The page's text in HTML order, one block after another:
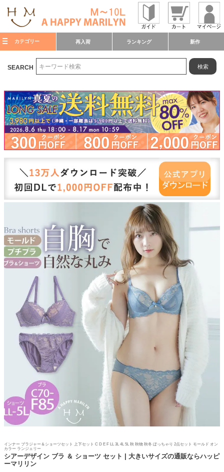
カテゴリー 再入荷 ランキング 新作
SEARCH 検索
インナー ブラジャー＆ショーツセット 上下セット C D E F LL 3L 4L 5L 秋 秋物 秋冬 ぽっちゃり 2点セット モールド オン
カラー ランジェリー
シアーデザイン ブラ ＆ ショーツ セット | 大きいサイズの通販ならハッピ
ーマリリン